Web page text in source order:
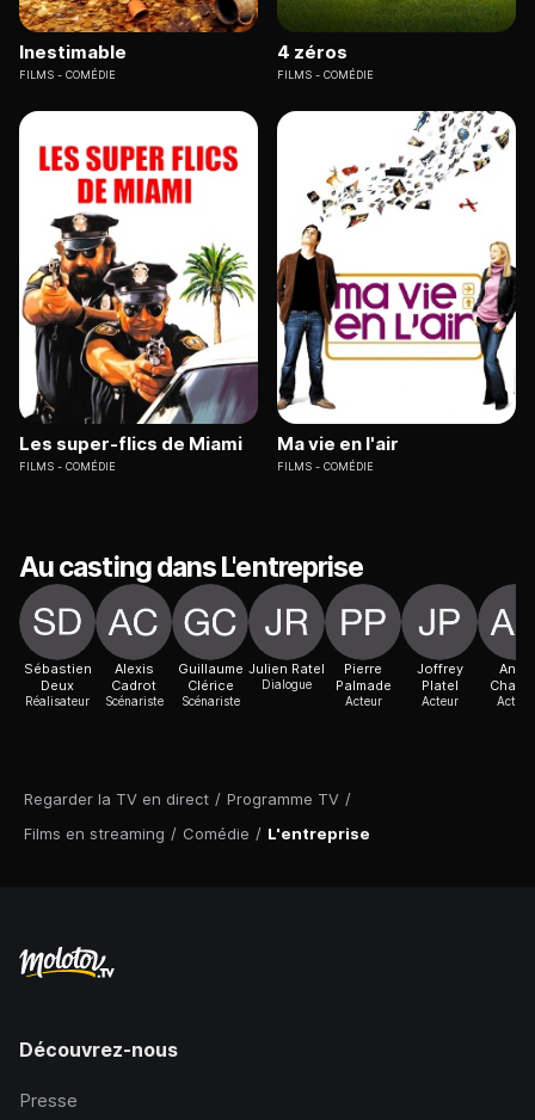
Regarder la TV en direct / Programme TV /
Films en streaming / Comédie / L'entreprise
Inestimable
FILMS COMÉDIE
4 zéros
FILMS COMÉDIE
Les super-flics de Miami
FILMS COMÉDIE
Ma vie en l'air
FILMS COMÉDIE
Au casting dans L'entreprise
Sébastien
Deux
Réalisateur
Alexis
Cadrot
Scénariste
Guillaume
Clérice
Scénariste
Julien Ratel
Dialogue
Pierre
Palmade
Acteur
Joffrey
Platel
Acteur
Anne
Actrice
Découvrez-nous
Presse